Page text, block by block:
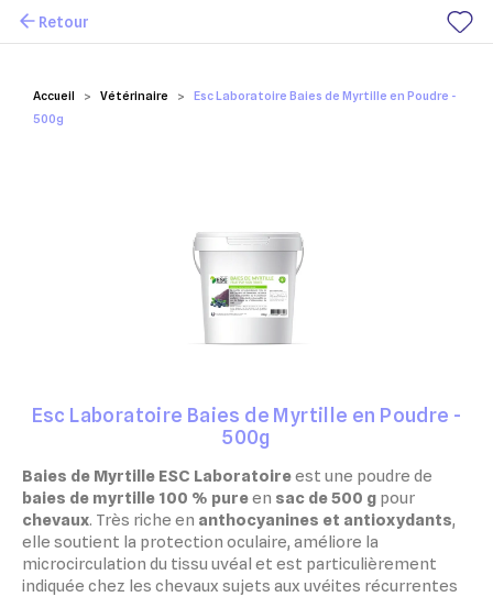
Mes favoris
Accueil Vétérinaire
Esc Laboratoire Baies de Myrtille en Poudre -
500g
Retour
Esc Laboratoire Baies de Myrtille en Poudre -
500g
Baies de Myrtille ESC Laboratoireest une poudre de
baies de myrtille 100 % pureen sac de 500 g pour
chevaux. Très riche en anthocyanines et antioxydants,
elle soutient la protection oculaire, améliore la
microcirculation du tissu uvéal et est particulièrement
indiquée chez les chevaux sujets aux uvéites récurrentes